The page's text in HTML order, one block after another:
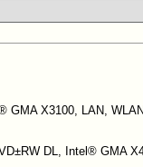
GMA X3100, LAN,
DL, Intel® GMA